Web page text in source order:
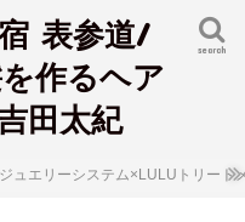
表参道/
作るヘア
田太紀
search
ュエリーシステム×LULUトリート